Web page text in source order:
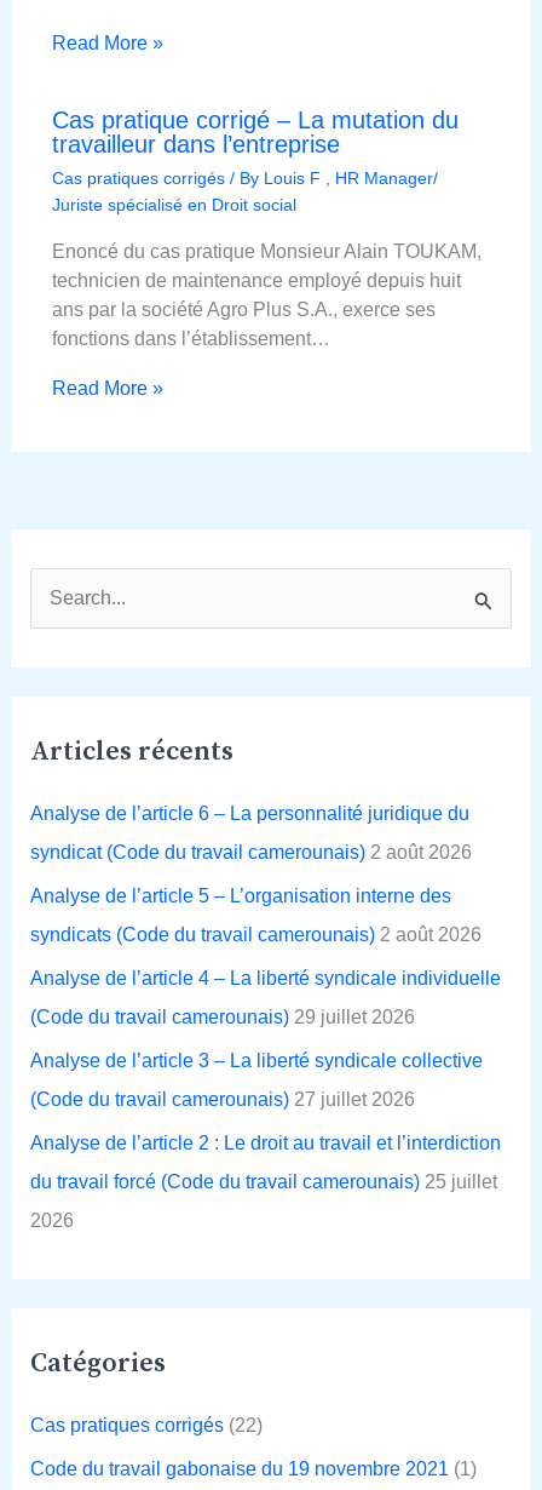
Read More »
Cas pratique corrigé – La mutation du
travailleur dans l’entreprise
Cas pratiques corrigés/ By Louis F , HR Manager/
Juriste spécialisé en Droit social
Enoncé du cas pratique Monsieur Alain TOUKAM,
technicien de maintenance employé depuis huit
ans par la société Agro Plus S.A., exerce ses
fonctions dans l’établissement…
Read More »
e
:
Articles récents
Analyse de l’article 6 – La personnalité juridique du
syndicat (Code du travail camerounais) 2 août 2026
Analyse de l’article 5 – L’organisation interne des
syndicats (Code du travail camerounais) 2 août 2026
Analyse de l’article 4 – La liberté syndicale individuelle
(Code du travail camerounais) 29 juillet 2026
Analyse de l’article 3 – La liberté syndicale collective
(Code du travail camerounais) 27 juillet 2026
Analyse de l’article 2 : Le droit au travail et l’interdiction
du travail forcé (Code du travail camerounais) 25 juillet
2026
Catégories
Cas pratiques corrigés(22)
Code du travail gabonaise du 19 novembre 2021 (1)